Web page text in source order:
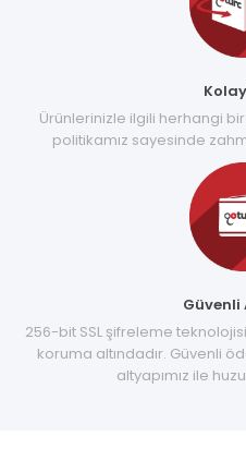
Ürünlerinizle ilgili herhangi
politikamız sayesinde
Güvenli
256-bit SSL şifreleme
koruma altındadır. Güvenli
altyapımız ile